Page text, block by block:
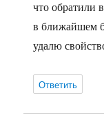
что обратили
в ближайшем
удалю
Ответить